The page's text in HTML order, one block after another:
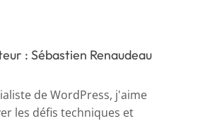
: Sébastien Renaudeau
de WordPress, j'aime
les défis techniques et